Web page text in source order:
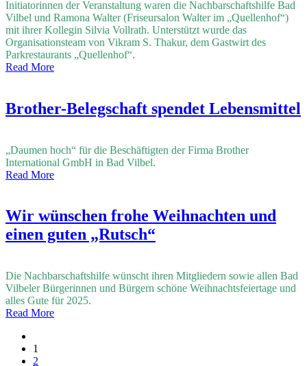
Initiatorinnen der Veranstaltung waren die Nachbarschaftshilfe Bad
Vilbel und Ramona Walter (Friseursalon Walter im „Quellenhof“)
mit ihrer Kollegin Silvia Vollrath. Unterstützt wurde das
Organisationsteam von Vikram S. Thakur, dem Gastwirt des
Parkrestaurants „Quellenhof“.
Read More
Brother-Belegschaft spendet Lebensmittel
„Daumen hoch“ für die Beschäftigten der Firma Brother
International GmbH in Bad Vilbel.
Read More
Wir wünschen frohe Weihnachten und
einen guten „Rutsch“
Die Nachbarschaftshilfe wünscht ihren Mitgliedern sowie allen Bad
Vilbeler Bürgerinnen und Bürgern schöne Weihnachtsfeiertage und
alles Gute für 2025.
Read More
1
2